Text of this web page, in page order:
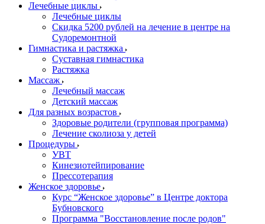
Лечебные циклы
Лечебные циклы
Скидка 5200 рублей на лечение в центре на
Судоремонтной
Гимнастика и растяжка
Суставная гимнастика
Растяжка
Массаж
Лечебный массаж
Детский массаж
Для разных возрастов
Здоровые родители (групповая программа)
Лечение сколиоза у детей
Процедуры
УВТ
Кинезиотейпирование
Прессотерапия
Женское здоровье
Курс “Женское здоровье” в Центре доктора
Бубновского
Программа "Восстановление после родов"